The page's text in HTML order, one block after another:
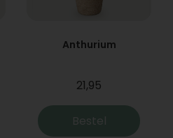
Anthurium
21,95
Bestel